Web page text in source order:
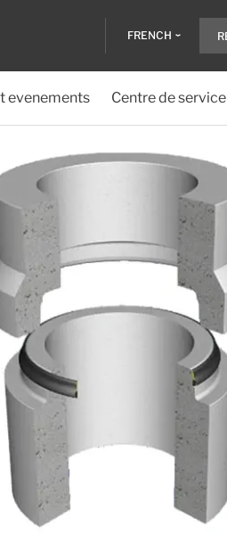
FRENCH
evenements Centre de service